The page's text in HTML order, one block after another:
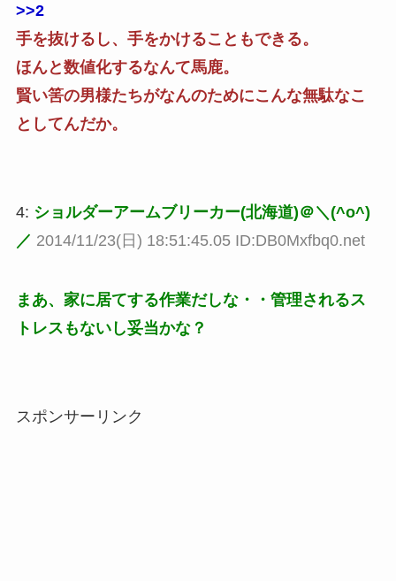
>>2
手を抜けるし、手をかけることもできる。
ほんと数値化するなんて馬鹿。
賢い筈の男様たちがなんのためにこんな無駄なこ
としてんだか。
4: ショルダーアームブリーカー(北海道)＠＼(^o^)
／ 2014/11/23(日) 18:51:45.05 ID:DB0Mxfbq0.net
まあ、家に居てする作業だしな・・管理されるス
トレスもないし妥当かな？
スポンサーリンク